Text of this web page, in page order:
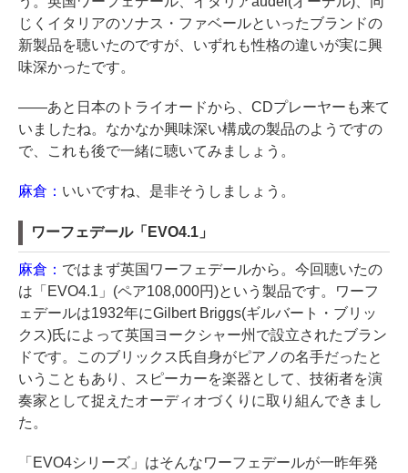
じくイタリアのソナス・ファベールといったブランドの
新製品を聴いたのですが、いずれも性格の違いが実に興
味深かったです。
――あと日本のトライオードから、CDプレーヤーも来て
いましたね。なかなか興味深い構成の製品のようですの
で、これも後で一緒に聴いてみましょう。
麻倉： いいですね、是非そうしましょう。
ワーフェデール「EVO4.1」
麻倉： ではまず英国ワーフェデールから。今回聴いたの
は「EVO4.1」(ペア108,000円)という製品です。ワーフ
ェデールは1932年にGilbert Briggs(ギルバート・ブリッ
クス)氏によって英国ヨークシャー州で設立されたブラン
ドです。このブリックス氏自身がピアノの名手だったと
いうこともあり、スピーカーを楽器として、技術者を演
奏家として捉えたオーディオづくりに取り組んできまし
た。
「EVO4シリーズ」はそんなワーフェデールが一昨年発